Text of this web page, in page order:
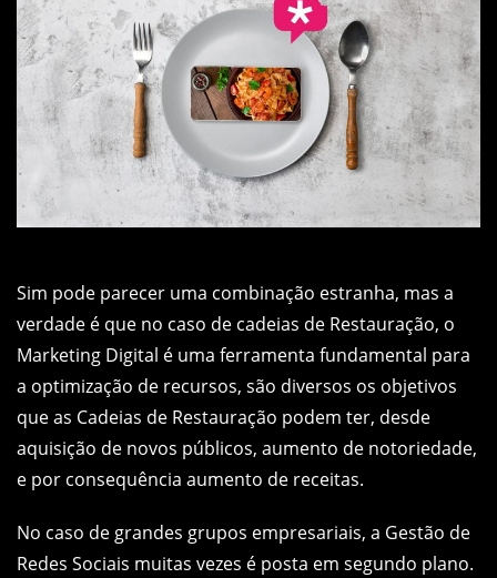
Sim pode parecer uma combinação estranha, mas a
verdade é que no caso de cadeias de Restauração, o
Marketing Digital é uma ferramenta fundamental para
a optimização de recursos, são diversos os objetivos
que as Cadeias de Restauração podem ter, desde
aquisição de novos públicos, aumento de notoriedade,
e por consequência aumento de receitas.
No caso de grandes grupos empresariais, a Gestão de
Redes Sociais muitas vezes é posta em segundo plano.